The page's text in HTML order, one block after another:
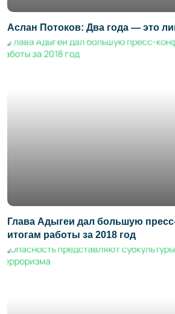
Аслан Потоков: Два года — это
Глава Адыгеи дал большую
итогам работы за 2018 год